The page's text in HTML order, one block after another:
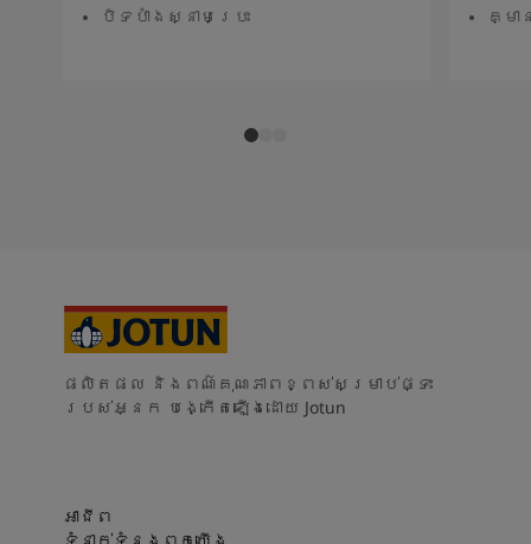
បិទបាំងស្នាមប្រេះ
គ្ម
ផលិតផល និងពណ៌គុណភាពខ្ពស់សម្រាប់ផ្ទះ
របស់អ្នក បង្កើតឡើងដោយ Jotun
អាជីព